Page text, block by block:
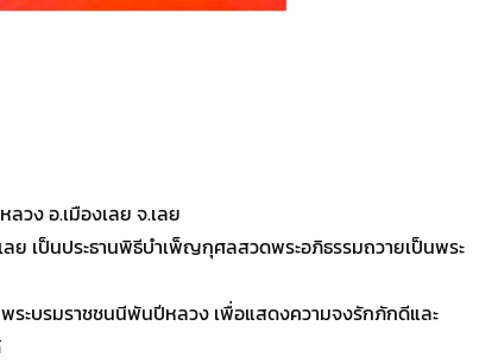
วง อ.เมืองเลย จ.เลย
ย เป็นประธานพิธีบำเพ็ญกุศลสวดพระอภิธรรมถวายเป็นพระ
ระบรมราชชนนีพันปีหลวง เพื่อแสดงความจงรักภักดีและ